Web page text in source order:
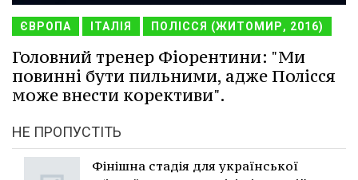
ЄВРОПА ІТАЛІЯ ПОЛІССЯ (ЖИТОМИР, 2016)
Головний тренер Фіорентини: "Ми
повинні бути пильними, адже Полісся
може внести корективи".
НЕ ПРОПУСТІТЬ
Фінішна стадія для української